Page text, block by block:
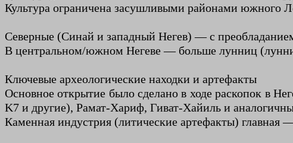
Культура ограничена засушливыми районами южного
Северные (Синай и западный Негев) — с
В центральном/южном Негеве — больше лунниц
Ключевые археологические находки и артефакты
Основное открытие было сделано в ходе раскопок в
K7 и другие), Рамат-Хариф, Гиват-Хайиль и
Каменная индустрия (литические артефакты) главная